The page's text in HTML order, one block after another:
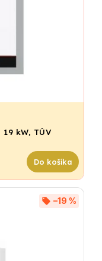
kW, TÚV
Do košíka
–19 %